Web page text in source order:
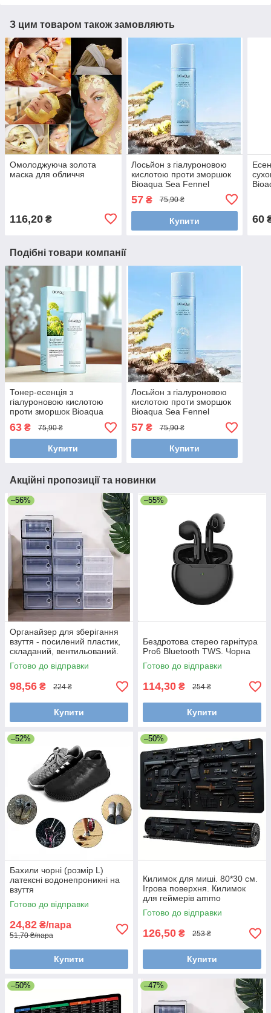
З цим товаром також замовляють
Омолоджуюча золота
маска для обличчя
116,20 ₴
Лосьйон з гіалуроновою
кислотою проти зморшок
Bioaqua Sea Fennel
Hyaluronic Acid Anti-Wrinkle
Essence Lotion, 120 мл
57₴ 75,90 ₴
Купити 60
Подібні товари компанії
Тонер-есенція з
гіалуроновою кислотою
проти зморшок Bioaqua
Sea Fennel Hyaluronic Acid
Anti-Wrinkle Essence, 120
мл
63 ₴ 75,90 ₴
Купити
Лосьйон з гіалуроновою
кислотою проти зморшок
Bioaqua Sea Fennel
Hyaluronic Acid Anti-Wrinkle
Essence Lotion, 120 мл
57₴ 75,90 ₴
Купити
Акційні пропозиції та новинки
–56%
Органайзер для зберігання
взуття - посилений пластик,
складаний, вентильований.
Чорний
Готово до відправки
98,56 ₴ 224 ₴
Купити
–55%
Бездротова стерео гарнітура
Pro6 Bluetooth TWS. Чорна
Готово до відправки
114,30 ₴ 254 ₴
Купити
–52%
Бахили чорні (розмір L)
латексні водонепроникні на
взуття
Готово до відправки
24,82 ₴/пара
51,70 ₴/пара
Купити
–50%
Килимок для миші. 80*30 см.
Ігрова поверхня. Килимок
для геймерів ammo
Готово до відправки
126,50 ₴ 253 ₴
Купити
–50% –47%